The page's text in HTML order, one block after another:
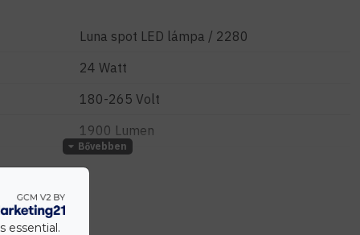
Luna spot LED lámpa / 2280
24 Watt
180-265 Volt
1900 Lumen
essential.